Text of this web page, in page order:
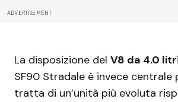
ADVERTISEMENT
La disposizione del V8 da 4.0 litr
SF90 Stradale è invece centrale
tratta di un’unità più evoluta